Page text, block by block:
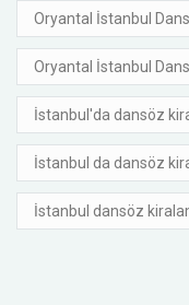
Oryantal İstanbul
Oryantal İstanbul
İstanbul'da dansöz
İstanbul da dansöz
İstanbul dansöz